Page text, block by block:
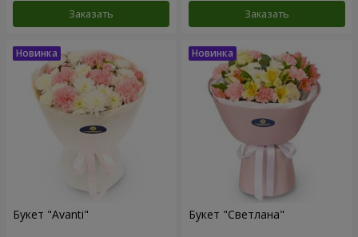
Заказать Заказать
Букет "Avanti" Букет "Светлана"